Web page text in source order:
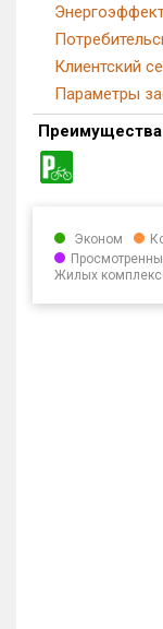
Клиентский
Параметры
Преимущества
Эконом
Жилых